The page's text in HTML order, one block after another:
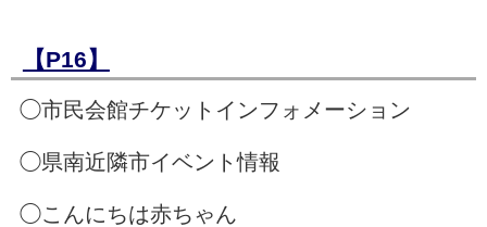
【P16】
◯市民会館チケットインフォメーション
◯県南近隣市イベント情報
◯こんにちは赤ちゃん